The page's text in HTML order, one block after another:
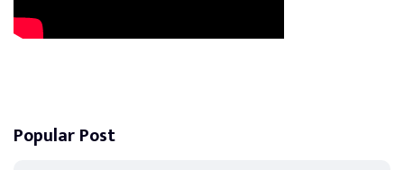
Popular Post